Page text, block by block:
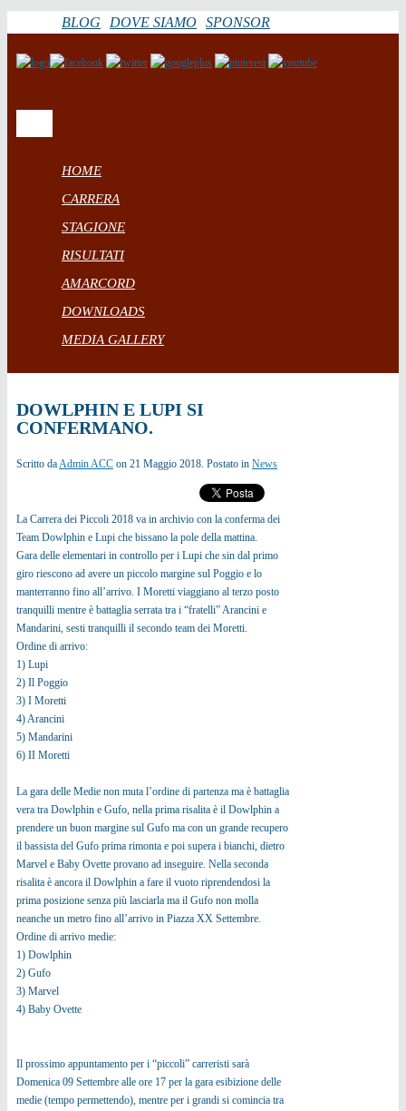
BLOG DOVE SIAMO SPONSOR
HOME
CARRERA
STAGIONE
RISULTATI
AMARCORD
DOWNLOADS
MEDIA GALLERY
DOWLPHIN E LUPI SI
CONFERMANO.
Scritto daAdmin ACC on 21 Maggio 2018. Postato in News
La Carrera dei Piccoli 2018 va in archivio con la conferma dei
Team Dowlphin e Lupi che bissano la pole della mattina.
Gara delle elementari in controllo per i Lupi che sin dal primo
giro riescono ad avere un piccolo margine sul Poggio e lo
manterranno fino all’arrivo. I Moretti viaggiano al terzo posto
tranquilli mentre è battaglia serrata tra i “fratelli” Arancini e
Mandarini, sesti tranquilli il secondo team dei Moretti.
Ordine di arrivo:
1) Lupi
2) Il Poggio
3) I Moretti
4) Arancini
5) Mandarini
6) II Moretti
La gara delle Medie non muta l’ordine di partenza ma è battaglia
vera tra Dowlphin e Gufo, nella prima risalita è il Dowlphin a
prendere un buon margine sul Gufo ma con un grande recupero
il bassista del Gufo prima rimonta e poi supera i bianchi, dietro
Marvel e Baby Ovette provano ad inseguire. Nella seconda
risalita è ancora il Dowlphin a fare il vuoto riprendendosi la
prima posizione senza più lasciarla ma il Gufo non molla
neanche un metro fino all’arrivo in Piazza XX Settembre.
Ordine di arrivo medie:
1) Dowlphin
2) Gufo
3) Marvel
4) Baby Ovette
Il prossimo appuntamento per i “piccoli” carreristi sarà
Domenica 09 Settembre alle ore 17 per la gara esibizione delle
medie (tempo permettendo), mentre per i grandi si comincia tra